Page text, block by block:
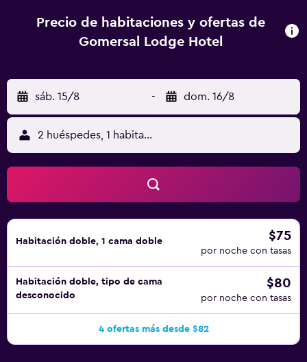
Precio de habitaciones y ofertas de
Gomersal Lodge Hotel
sáb. 15/8 - dom. 16/8
2 huéspedes, 1 habitación
Habitación doble, 1 cama doble $75
por noche con tasas
Habitación doble, tipo de cama
desconocido
$80
por noche con tasas
4 ofertas más desde $82